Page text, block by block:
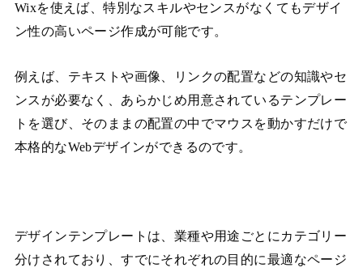
Wixを使えば、特別なスキルやセンスがなくてもデザイ
ン性の高いページ作成が可能です。
例えば、テキストや画像、リンクの配置などの知識やセ
ンスが必要なく、あらかじめ用意されているテンプレー
トを選び、そのままの配置の中でマウスを動かすだけで
本格的なWebデザインができるのです。
デザインテンプレートは、業種や用途ごとにカテゴリー
分けされており、すでにそれぞれの目的に最適なページ